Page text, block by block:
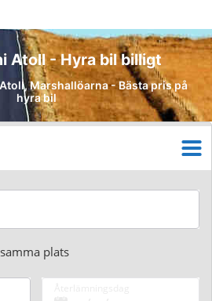
Atoll - Hyra bil billigt
Marshallöarna - Bästa pris på
hyra bil
plats